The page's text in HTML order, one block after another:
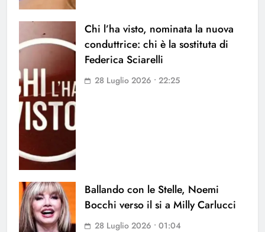
Chi l’ha visto, nominata la nuova
conduttrice: chi è la sostituta di
Federica Sciarelli
28 Luglio 2026 • 22:25
Ballando con le Stelle, Noemi
Bocchi verso il si a Milly Carlucci
28 Luglio 2026 • 01:04